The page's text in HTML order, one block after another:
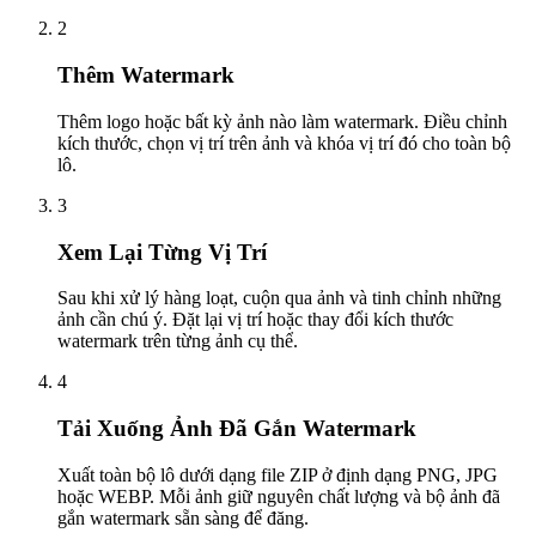
2
Thêm Watermark
Thêm logo hoặc bất kỳ ảnh nào làm watermark. Điều chỉnh
kích thước, chọn vị trí trên ảnh và khóa vị trí đó cho toàn bộ
lô.
3
Xem Lại Từng Vị Trí
Sau khi xử lý hàng loạt, cuộn qua ảnh và tinh chỉnh những
ảnh cần chú ý. Đặt lại vị trí hoặc thay đổi kích thước
watermark trên từng ảnh cụ thể.
4
Tải Xuống Ảnh Đã Gắn Watermark
Xuất toàn bộ lô dưới dạng file ZIP ở định dạng PNG, JPG
hoặc WEBP. Mỗi ảnh giữ nguyên chất lượng và bộ ảnh đã
gắn watermark sẵn sàng để đăng.